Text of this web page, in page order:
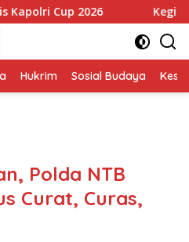
2026 Kegiatan
Hukrim Sosial Budaya
Polda NTB
Curat, Curas,